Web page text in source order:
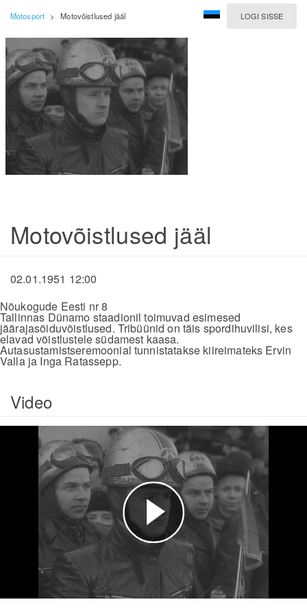
LOGI SISSE
Motosport > Motovõistlused jääl
Motovõistlused jääl
02.01.1951 12:00
Nõukogude Eesti nr 8
Tallinnas Dünamo staadionil toimuvad esimesed
jäärajasõiduvõistlused. Tribüünid on täis spordihuvilisi, kes
elavad võistlustele südamest kaasa.
Autasustamistseremoonial tunnistatakse kiireimateks Ervin
Valla ja Inga Ratassepp.
Video
Esita
video